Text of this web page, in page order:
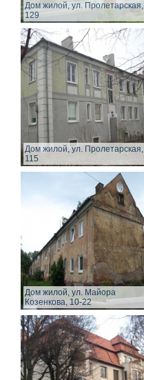
Дом жилой, ул. Пролетарская,
129
Дом жилой, ул. Пролетарская,
115
Дом жилой, ул. Майора
Козенкова, 10-22